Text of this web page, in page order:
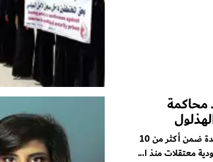
محاكمة
تبدأ محاكمة لجين الهذلول، وهي واحدة ضمن أكثر من 10
معتقلات منذ ا...